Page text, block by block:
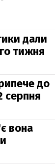
дали
тижня
до
серпня
вона